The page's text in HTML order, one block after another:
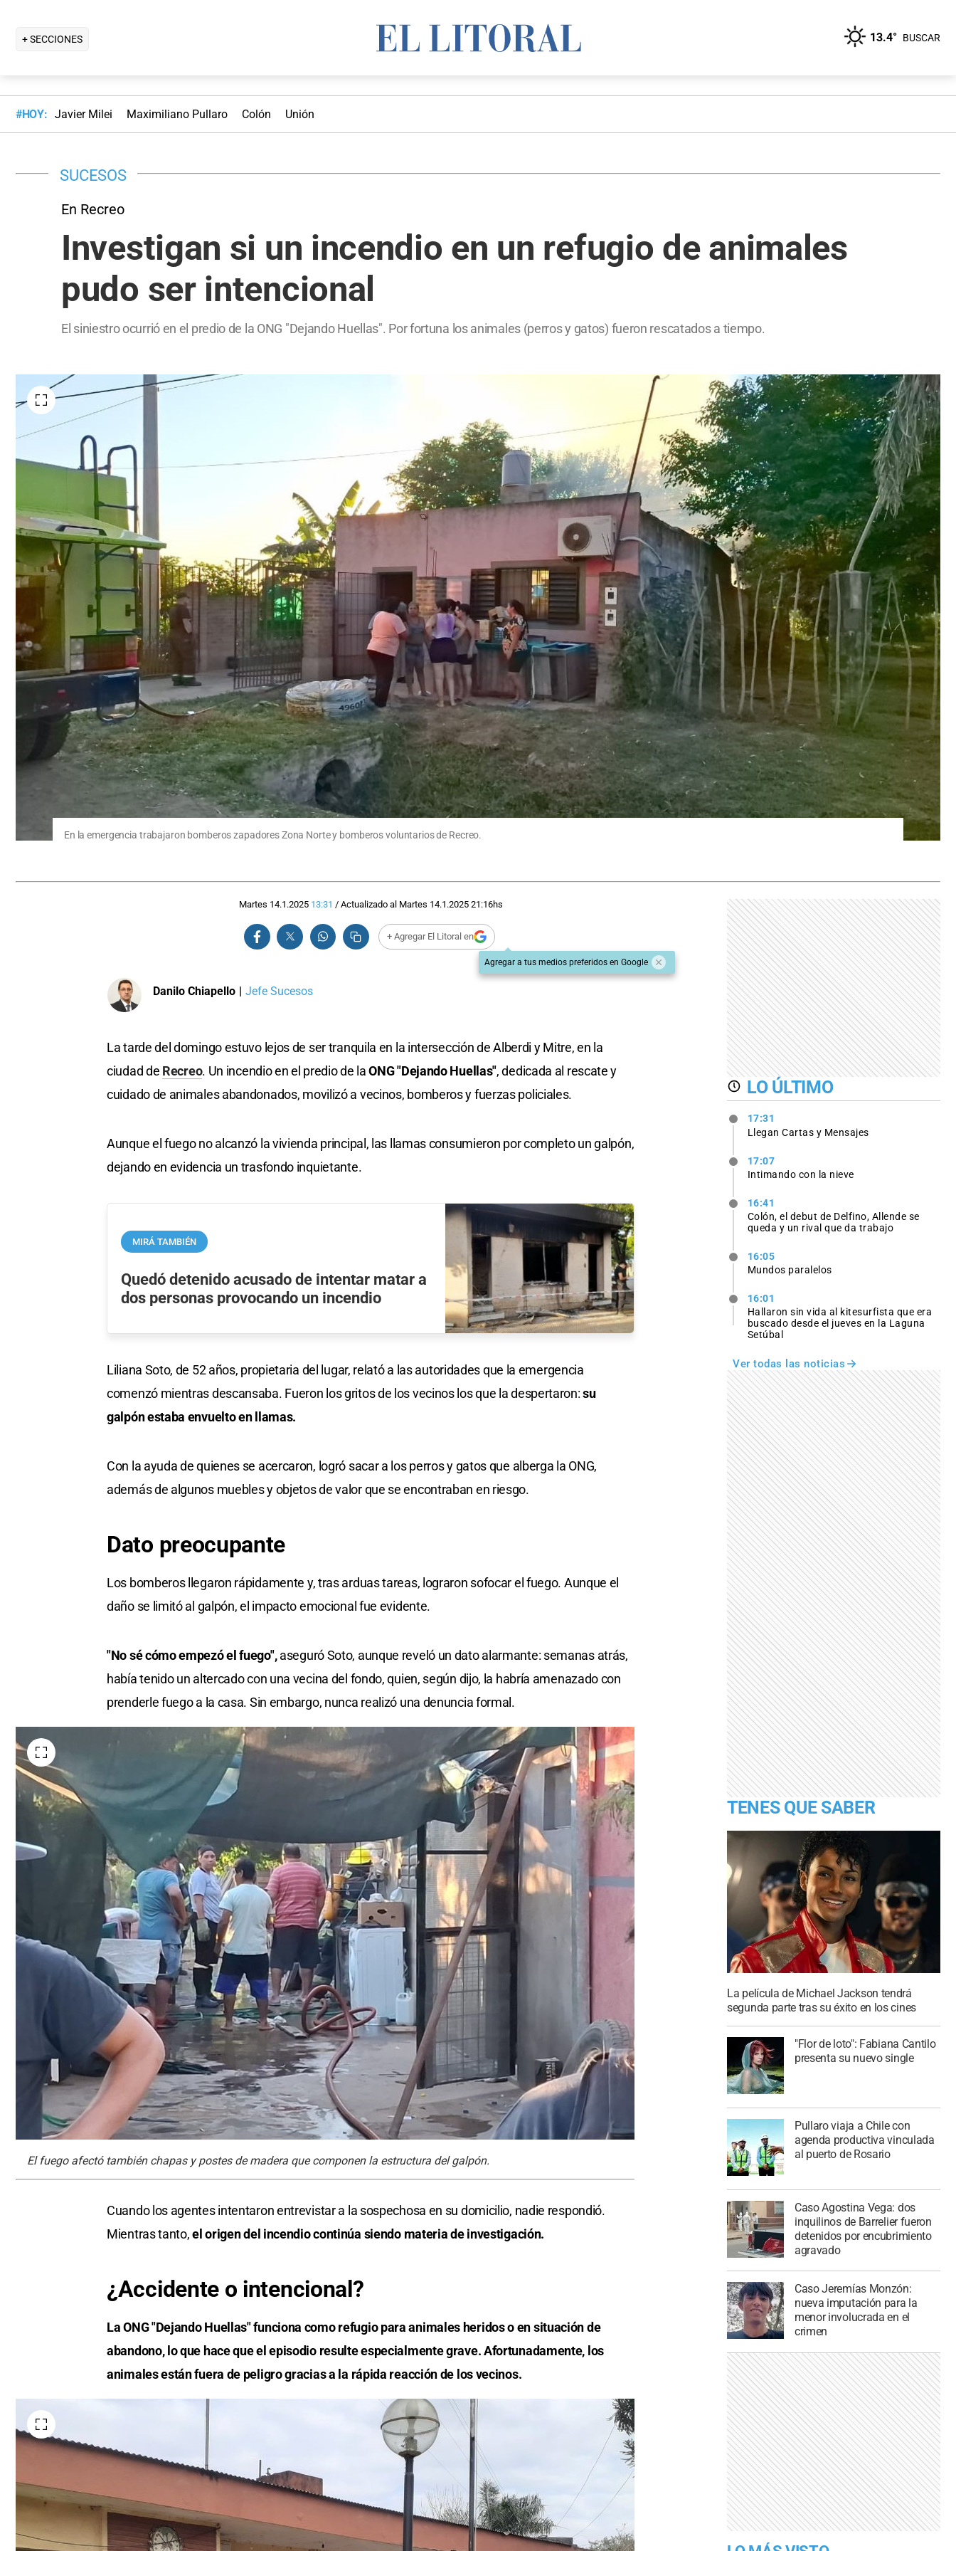
+ SECCIONES 13.4° BUSCAR
#HOY: Javier Milei Maximiliano Pullaro Colón Unión
SUCESOS
En Recreo
Investigan si un incendio en un refugio de animales
pudo ser intencional
El siniestro ocurrió en el predio de la ONG "Dejando Huellas". Por fortuna los animales (perros y gatos) fueron rescatados a tiempo.
En la emergencia trabajaron bomberos zapadores Zona Norte y bomberos voluntarios de Recreo.
Martes 14.1.2025 13:31 / Actualizado al Martes 14.1.2025 21:16hs
+ Agregar El Litoral en
Agregar a tus medios preferidos en Google
Danilo Chiapello | Jefe Sucesos
La tarde del domingo estuvo lejos de ser tranquila en la intersección de Alberdi y Mitre, en la
ciudad de Recreo. Un incendio en el predio de laONG "Dejando Huellas", dedicada al rescate y
cuidado de animales abandonados, movilizó a vecinos, bomberos y fuerzas policiales.
Aunque el fuego no alcanzó la vivienda principal, las llamas consumieron por completo un galpón,
dejando en evidencia un trasfondo inquietante.
MIRÁ TAMBIÉN
Quedó detenido acusado de intentar matar a
dos personas provocando un incendio
Liliana Soto, de 52 años, propietaria del lugar, relató a las autoridades que la emergencia
comenzó mientras descansaba. Fueron los gritos de los vecinos los que la despertaron:su
galpón estaba envuelto en llamas.
Con la ayuda de quienes se acercaron, logró sacar a los perros y gatos que alberga la ONG,
además de algunos muebles y objetos de valor que se encontraban en riesgo.
Dato preocupante
Los bomberos llegaron rápidamente y, tras arduas tareas, lograron sofocar el fuego. Aunque el
daño se limitó al galpón, el impacto emocional fue evidente.
"No sé cómo empezó el fuego",aseguró Soto, aunque reveló un dato alarmante: semanas atrás,
había tenido un altercado con una vecina del fondo, quien, según dijo, la habría amenazado con
prenderle fuego a la casa. Sin embargo, nunca realizó una denuncia formal.
El fuego afectó también chapas y postes de madera que componen la estructura del galpón.
Cuando los agentes intentaron entrevistar a la sospechosa en su domicilio, nadie respondió.
Mientras tanto,el origen del incendio continúa siendo materia de investigación.
¿Accidente o intencional?
La ONG "Dejando Huellas" funciona como refugio para animales heridos o en situación de
abandono, lo que hace que el episodio resulte especialmente grave. Afortunadamente, los
animales están fuera de peligro gracias a la rápida reacción de los vecinos.
LO ÚLTIMO
17:31
Llegan Cartas y Mensajes
17:07
Intimando con la nieve
16:41
Colón, el debut de Delfino, Allende se
queda y un rival que da trabajo
16:05
Mundos paralelos
16:01
Hallaron sin vida al kitesurfista que era
buscado desde el jueves en la Laguna
Setúbal
Ver todas las noticias
TENES QUE SABER
La película de Michael Jackson tendrá
segunda parte tras su éxito en los cines
"Flor de loto": Fabiana Cantilo
presenta su nuevo single
Pullaro viaja a Chile con
agenda productiva vinculada
al puerto de Rosario
Caso Agostina Vega: dos
inquilinos de Barrelier fueron
detenidos por encubrimiento
agravado
Caso Jeremías Monzón:
nueva imputación para la
menor involucrada en el
crimen